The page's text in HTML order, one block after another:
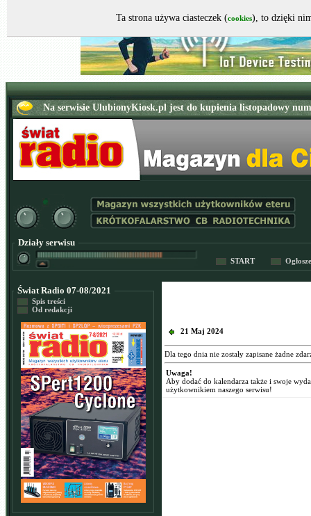
Działy serwisu
START
Świat Radio 07-08/2021
Spis treści
Od redakcji
21 Maj 2024
Dla tego dnia nie zostały zapisane żadne
Uwaga!
Aby dodać do kalendarza także i swoje
użytkownikiem naszego serwisu!
Ta strona używa ciasteczek (cookies), to dzięki